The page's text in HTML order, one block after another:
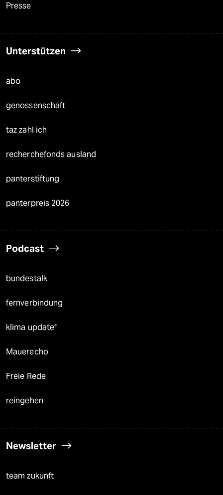
Presse
Unterstützen
abo
genossenschaft
taz zahl ich
recherchefonds ausland
panterstiftung
panterpreis 2026
Podcast
bundestalk
fernverbindung
klima update°
Mauerecho
Freie Rede
reingehen
Newsletter
team zukunft